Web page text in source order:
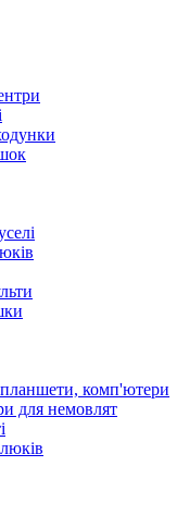
комп'ютери
для немовлят